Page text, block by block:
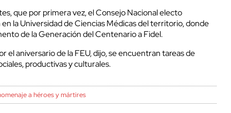
que por primera vez, el Consejo Nacional electo
la Universidad de Ciencias Médicas del territorio, donde
de la Generación del Centenario a Fidel.
el aniversario de la FEU, dijo, se encuentran tareas de
productivas y culturales.
a héroes y mártires